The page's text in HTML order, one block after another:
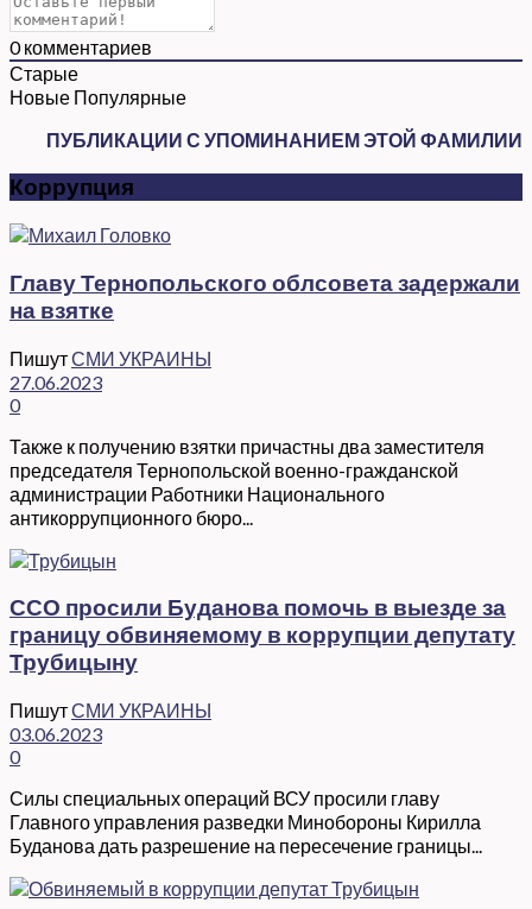
0комментариев
Старые
Новые Популярные
ПУБЛИКАЦИИ С УПОМИНАНИЕМ ЭТОЙ ФАМИЛИИ
Коррупция
Главу Тернопольского облсовета задержали
на взятке
ПишутСМИ УКРАИНЫ
27.06.2023
0
Также к получению взятки причастны два заместителя
председателя Тернопольской военно-гражданской
администрации Работники Национального
антикоррупционного бюро...
ССО просили Буданова помочь в выезде за
границу обвиняемому в коррупции депутату
Трубицыну
ПишутСМИ УКРАИНЫ
03.06.2023
0
Силы специальных операций ВСУ просили главу
Главного управления разведки Минобороны Кирилла
Буданова дать разрешение на пересечение границы...